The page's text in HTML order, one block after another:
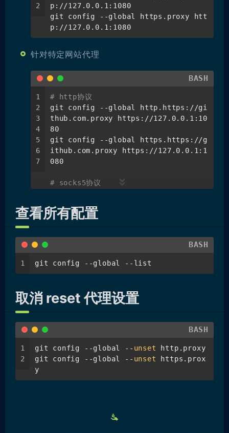
2
p://127.0.0.1:1080
git config --global https.proxy htt
p://127.0.0.1:1080
针对特定网站代理
BASH
1
2
3
4
5
6
7
# http协议
git config --global http.https://gi
thub.com.proxy https://127.0.0.1:10
80
git config --global https.https://g
ithub.com.proxy https://127.0.0.1:1
080
# socks5协议
thub.com.proxy socks5://127.0.0.1:1
080
ithub.com.proxy socks5://127.0.0.1:
查看所有配置
BASH
1 git config --global --list
取消 reset 代理设置
BASH
1
2
git config --global -- unset
http.proxy
git config --global -- unset
https.prox
y